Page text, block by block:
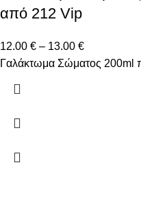
από 212 Vip
12.00 € – 13.00 €
Γαλάκτωμα Σώματος 200ml